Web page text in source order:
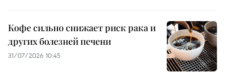
Кофе сильно снижает риск рака и
других болезней печени
31/07/2026 10:45